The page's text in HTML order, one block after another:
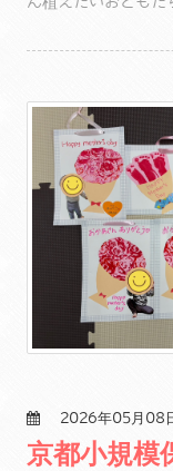
2026年05月08
京都小規模